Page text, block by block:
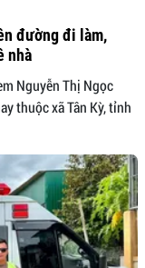
đường đi làm,
nhà
Nguyễn Thị Ngọc
thuộc xã Tân Kỳ, tỉnh